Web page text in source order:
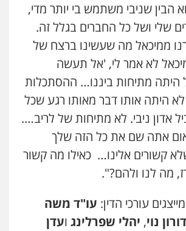
הבין שניבי משתמש בי יותר מדי,
שלי ושל כל החברים בגלל זה.
ממיכאל מה שעשינו ברצח של
לא אמר לי, 'אל תעשה
היתה מתיחות ביננו… ההסתכלות
היתה אותו דבר מאותו רגע שכל
אדון ניבי. לא מתיחות של לריב….
אתה שם את כל הזה שלך
קשורים אלינו… כאילו מה קשור
מה לנו ולהם?".
עורכי הדין: עו"ד משה
דורון נוי, יהלי שפרלינג ועדן